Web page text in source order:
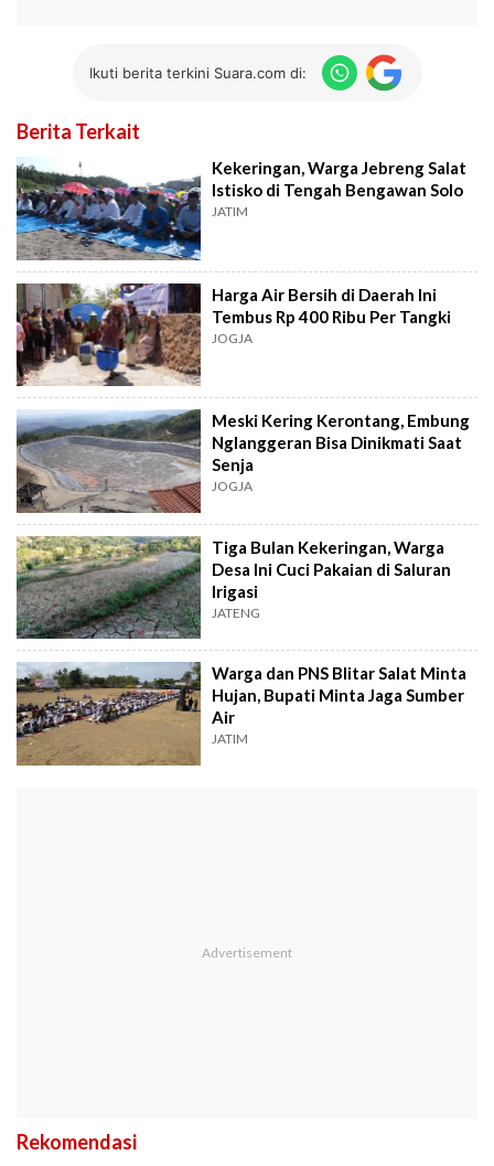
Ikuti berita terkini Suara.com di:
Berita Terkait
Kekeringan, Warga Jebreng Salat
Istisko di Tengah Bengawan Solo
JATIM
Harga Air Bersih di Daerah Ini
Tembus Rp 400 Ribu Per Tangki
JOGJA
Meski Kering Kerontang, Embung
Nglanggeran Bisa Dinikmati Saat
Senja
JOGJA
Tiga Bulan Kekeringan, Warga
Desa Ini Cuci Pakaian di Saluran
Irigasi
JATENG
Warga dan PNS Blitar Salat Minta
Hujan, Bupati Minta Jaga Sumber
Air
JATIM
Rekomendasi